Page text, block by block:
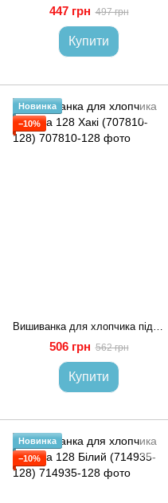
447 грн 497 грн
Купити
Новинка
−10%
Вишиванка для хлопчика підлітка 128 Хакі (707810-128)
506 грн 562 грн
Купити
Новинка
−10%